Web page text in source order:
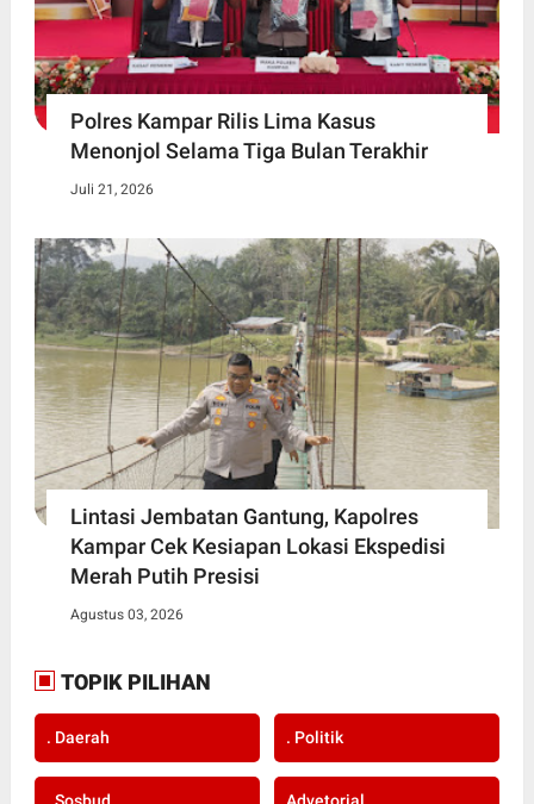
Polres Kampar Rilis Lima Kasus
Menonjol Selama Tiga Bulan Terakhir
Juli 21, 2026
Lintasi Jembatan Gantung, Kapolres
Kampar Cek Kesiapan Lokasi Ekspedisi
Merah Putih Presisi
Agustus 03, 2026
TOPIK PILIHAN
. Daerah . Politik
. Sosbud Advetorial